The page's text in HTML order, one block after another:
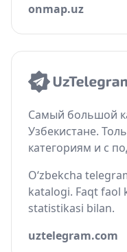
onmap.uz
Самый большой
Узбекистане.
категориям и с
O‘zbekcha
katalogi. Faqt faol
statistikasi bilan.
uztelegram.com